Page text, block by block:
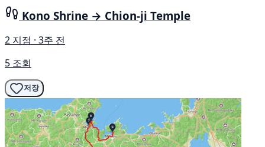
Kono Shrine → Chion-ji Temple
2 지점 · 3주 전
5 조회
저장